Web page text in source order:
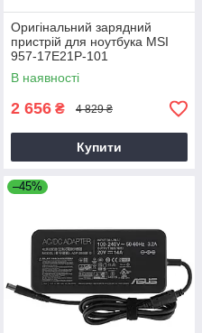
Оригінальний зарядний
пристрій для ноутбука MSI
957-17E21P-101
В наявності
2 656 ₴ 4 829 ₴
Купити
–45%